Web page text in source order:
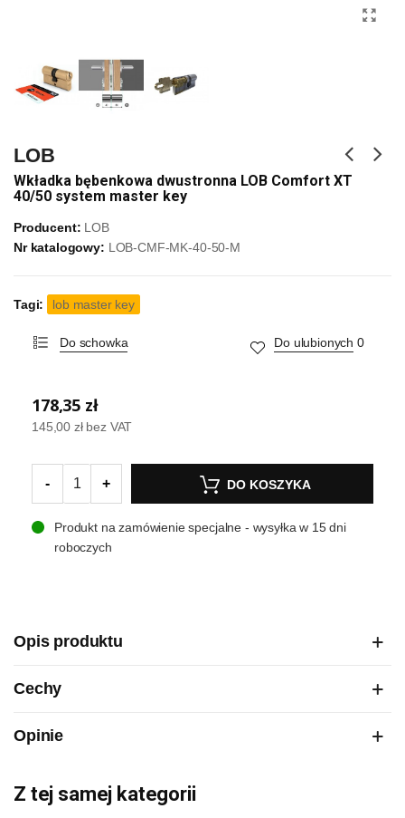
LOB
Wkładka bębenkowa dwustronna LOB Comfort XT
40/50 system master key
Producent: LOB
Nr katalogowy: LOB-CMF-MK-40-50-M
Tagi: lob master key
Do schowka Do ulubionych 0
178,35 zł
145,00 zł bez VAT
- + DO KOSZYKA
Produkt na zamówienie specjalne - wysyłka w 15 dni
roboczych
Opis produktu
Cechy
Opinie
Z tej samej kategorii